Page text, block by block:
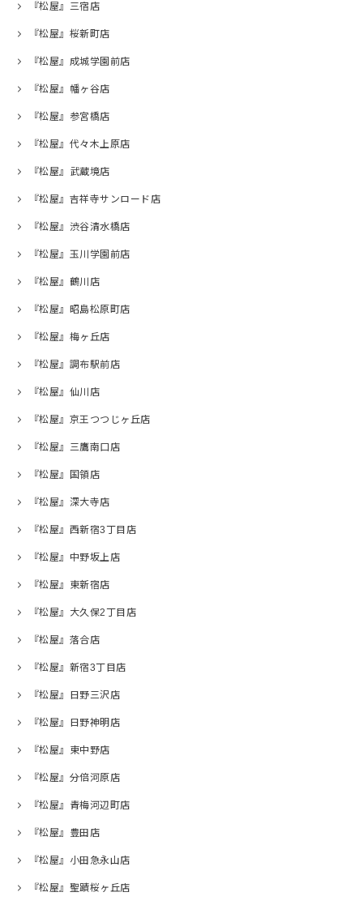
『松屋』三宿店
『松屋』桜新町店
『松屋』成城学園前店
『松屋』幡ヶ谷店
『松屋』参宮橋店
『松屋』代々木上原店
『松屋』武蔵境店
『松屋』吉祥寺サンロード店
『松屋』渋谷清水橋店
『松屋』玉川学園前店
『松屋』鶴川店
『松屋』昭島松原町店
『松屋』梅ヶ丘店
『松屋』調布駅前店
『松屋』仙川店
『松屋』京王つつじヶ丘店
『松屋』三鷹南口店
『松屋』国領店
『松屋』深大寺店
『松屋』西新宿3丁目店
『松屋』中野坂上店
『松屋』東新宿店
『松屋』大久保2丁目店
『松屋』落合店
『松屋』新宿3丁目店
『松屋』日野三沢店
『松屋』日野神明店
『松屋』東中野店
『松屋』分倍河原店
『松屋』青梅河辺町店
『松屋』豊田店
『松屋』小田急永山店
『松屋』聖蹟桜ヶ丘店